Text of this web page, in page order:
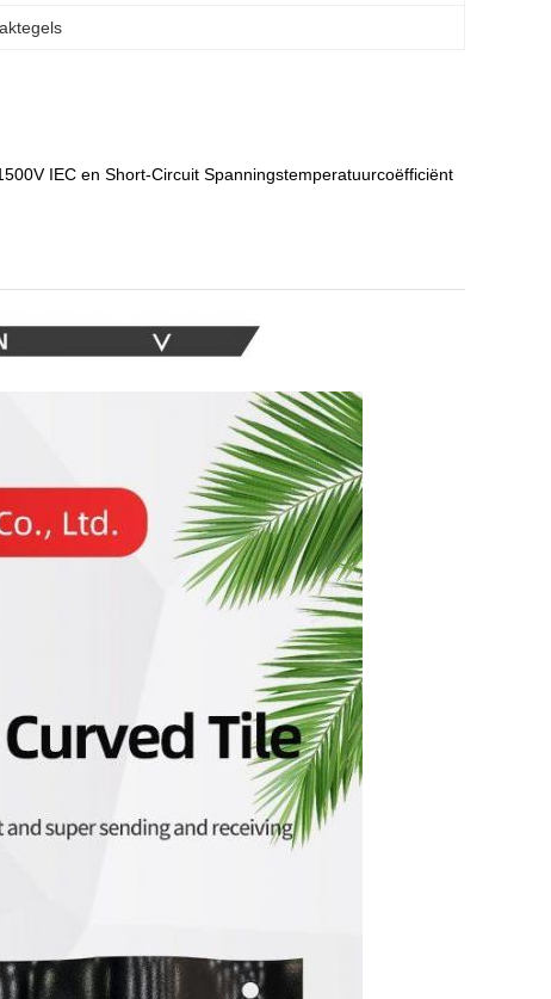
IEC en Short-Circuit Spanningstemperatuurcoëfficiënt